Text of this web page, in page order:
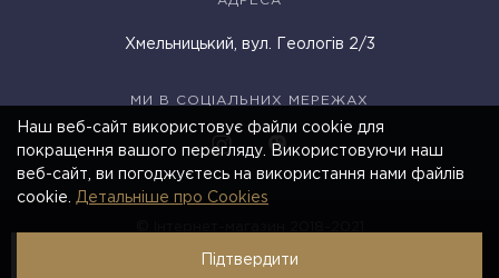
Хмельницький, вул. Геологів 2/3
МИ В СОЦІАЛЬНИХ МЕРЕЖАХ
Наш веб-сайт використовує файли cookie для
покращення вашого перегляду. Використовуючи наш
веб-сайт, ви погоджуєтесь на використання нами файлів
cookie. Детальніше про Cookies
Підтвердити